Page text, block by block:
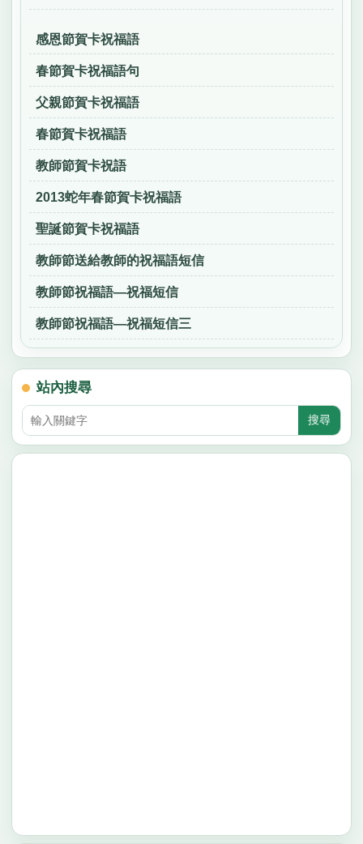
感恩節賀卡祝福語
春節賀卡祝福語句
父親節賀卡祝福語
春節賀卡祝福語
教師節賀卡祝語
2013蛇年春節賀卡祝福語
聖誕節賀卡祝福語
教師節送給教師的祝福語短信
教師節祝福語—祝福短信
教師節祝福語—祝福短信三
站內搜尋